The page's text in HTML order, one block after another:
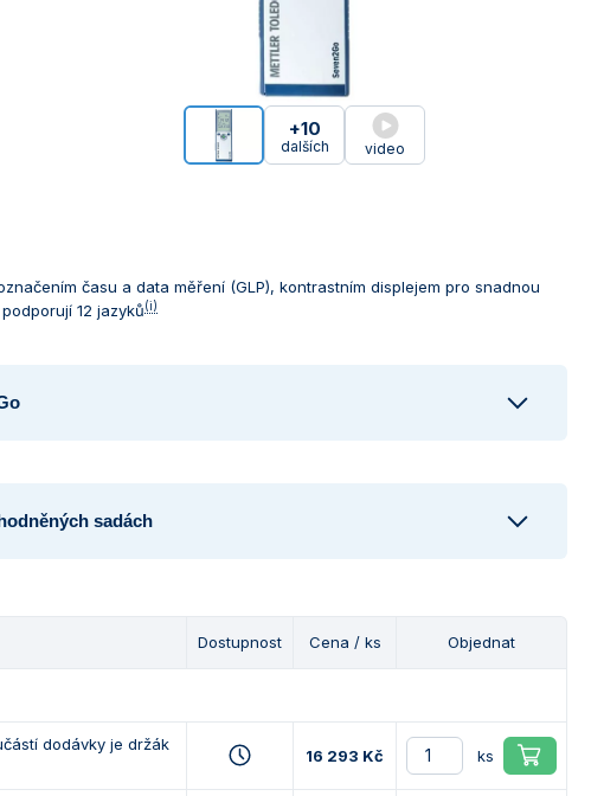
+10
dalších video
času a data měření (GLP), kontrastním displejem pro snadnou
12 jazyků(i)
sadách
Dostupnost Cena / ks Objednat
dodávky je držák
16 293 Kč ks